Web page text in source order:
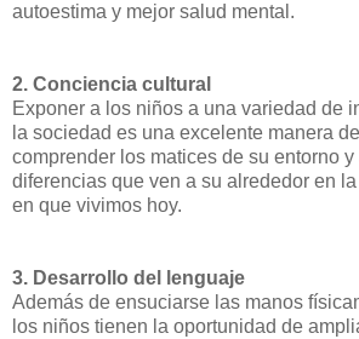
autoestima y mejor salud mental.
2. Conciencia cultural
Exponer a los niños a una variedad de
la sociedad es una excelente manera
comprender los matices de su entorno
diferencias que ven a su alrededor en
en que vivimos hoy.
3. Desarrollo del lenguaje
Además de ensuciarse las manos
los niños tienen la oportunidad de